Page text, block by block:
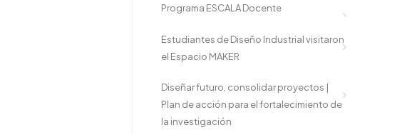
Programa ESCALA Docente
Estudiantes de Diseño Industrial visitaron
el Espacio MAKER
Diseñar futuro, consolidar proyectos |
Plan de acción para el fortalecimiento de
la investigación